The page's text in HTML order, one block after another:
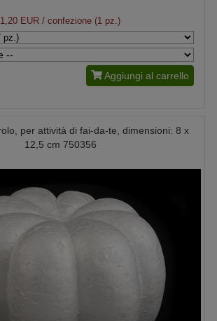
1,20 EUR / confezione (1 pz.)
Aggiungi al carrello
per attività di fai-da-te, dimensioni: 8 x
12,5 cm 750356